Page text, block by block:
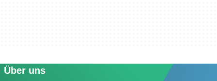
Über uns